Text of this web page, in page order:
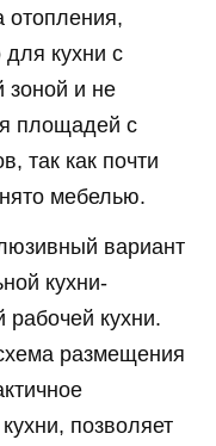
отопления,
кухни с
зоной и не
площадей с
так как почти
мебелью.
вариант
кухни-
рабочей кухни.
размещения
позволяет